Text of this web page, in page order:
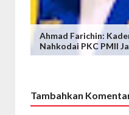
Ahmad Farichin:
Nahkodai PKC PMII
Tambahkan